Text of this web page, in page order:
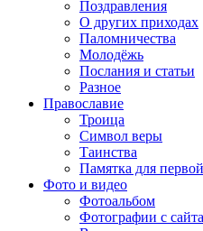
Поздравления
О других приходах
Паломничества
Молодёжь
Послания и статьи
Разное
Православие
Троица
Символ веры
Таинства
Памятка для
Фото и видео
Фотоальбом
Фотографии с сайта